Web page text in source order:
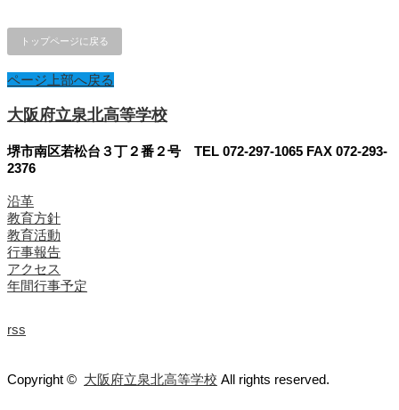
トップページに戻る
ページ上部へ戻る
大阪府立泉北高等学校
堺市南区若松台３丁２番２号 TEL 072-297-1065 FAX 072-293-
2376
沿革
教育方針
教育活動
行事報告
アクセス
年間行事予定
rss
Copyright © 大阪府立泉北高等学校 All rights reserved.